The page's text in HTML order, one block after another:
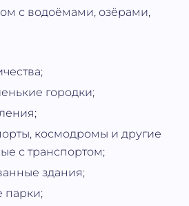
с водоёмами, озёрами,
городки;
космодромы и другие
с транспортом;
здания;
парки;